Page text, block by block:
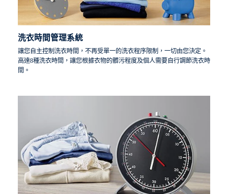
洗衣時間管理系統
讓您自主控制洗衣時間，不再受單一的洗衣程序限制，一切由您決定。
高達8種洗衣時間，讓您根據衣物的髒污程度及個人需要自行調節洗衣時
間。